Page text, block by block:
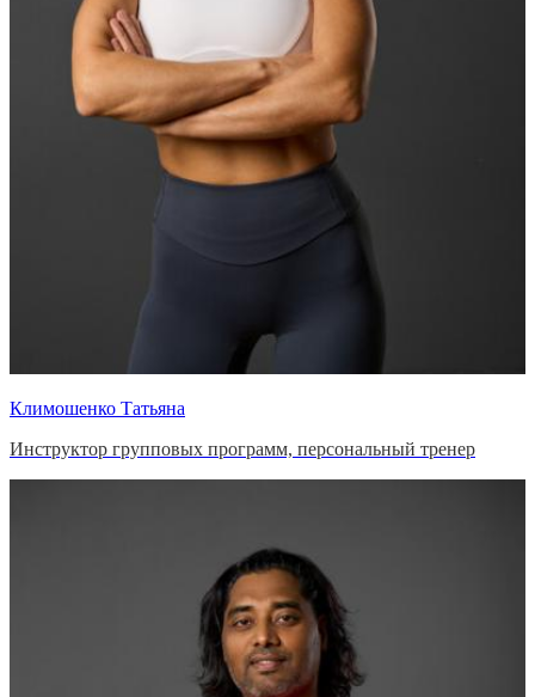
Климошенко Татьяна
Инструктор групповых программ, персональный тренер